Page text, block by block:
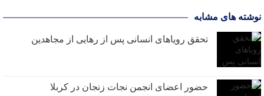
نوشته های مشابه
تحقق رویاهای انسانی پس از رهایی از مجاهدین
حضور اعضای انجمن نجات زنجان در کربلا